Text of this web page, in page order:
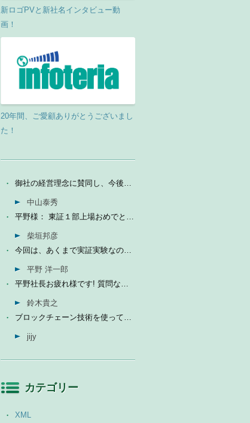
新ロゴPVと新社名インタビュー動
画！
20年間、ご愛顧ありがとうございまし
た！
御社の経営理念に賛同し、今後の成長を期待して今日微量なが...
中山泰秀
平野様： 東証１部上場おめでとうございます。ひとえに平...
柴垣邦彦
今回は、あくまで実証実験なので、当社の売上に関しては未定...
平野 洋一郎
平野社長お疲れ様です! 質問なんですが、インフォテリアはソ...
鈴木貴之
ブロックチェーン技術を使って、現状それなりに触れる機会が...
jijy
カテゴリー
XML